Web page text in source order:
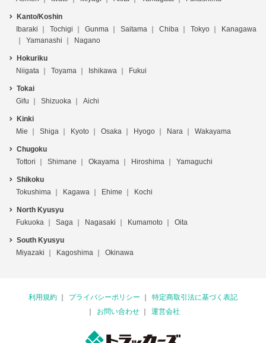
Kanto/Koshin
Ibaraki
Tochigi Gunma Saitama Chiba Tokyo
Kanagawa
Yamanashi
Nagano
Hokuriku
Niigata
Toyama Ishikawa Fukui
Tokai
Gifu
Shizuoka Aichi
Kinki
Mie
Shiga Kyoto Osaka Hyogo Nara Wakayama
Chugoku
Tottori
Shimane Okayama Hiroshima Yamaguchi
Shikoku
Tokushima
Kagawa Ehime Kochi
North Kyusyu
Fukuoka
Saga Nagasaki Kumamoto Oita
South Kyusyu
Miyazaki
Kagoshima Okinawa
利用規約 プライバシーポリシー
特定商取引法に基づく表記
お問い合わせ
運営会社